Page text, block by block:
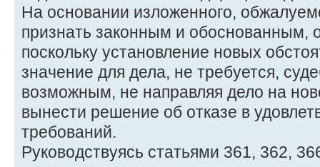
На основании изложенного,
признать законным и обоснованным,
поскольку установление новых
значение для дела, не требуется,
возможным, не направляя дело на
вынести решение об отказе в
требований.
Руководствуясь статьями 361, 362,